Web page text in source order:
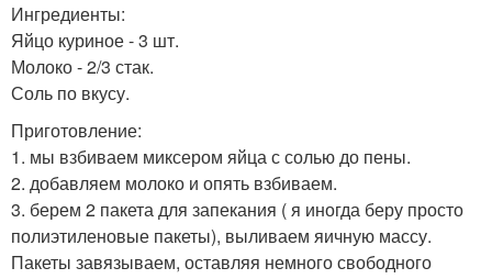
Ингредиенты:
Яйцо куриное - 3 шт.
Молоко - 2/3 стак.
Соль по вкусу.
Приготовление:
1. мы взбиваем миксером яйца с солью до пены.
2. добавляем молоко и опять взбиваем.
3. берем 2 пакета для запекания ( я иногда беру просто
полиэтиленовые пакеты), выливаем яичную массу.
Пакеты завязываем, оставляя немного свободного